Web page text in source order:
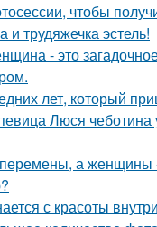
чтобы
трудяжечка эстель!
- это
лет, который
Люся
а женщины
с красоты